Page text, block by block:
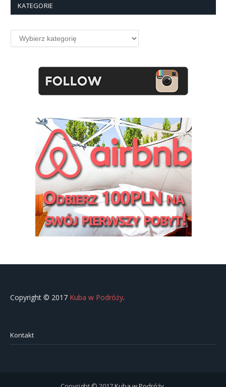
KATEGORIE
Kategorie
Copyright © 2017 Kuba w Podróży.
Kontakt